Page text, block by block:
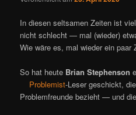
In diesen seltsamen Zeiten ist
nicht schlecht — mal (wieder)
Wie wäre es, mal wieder ein paar
So hat heute Brian Stephenson
Problemist-Leser geschickt,
Problemfreunde bezieht — und